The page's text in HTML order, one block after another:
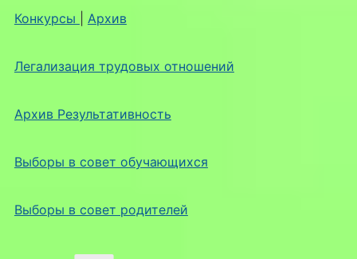
Конкурсы Архив
Легализация трудовых отношений
Архив Результативность
Выборы в совет обучающихся
Выборы в совет родителей